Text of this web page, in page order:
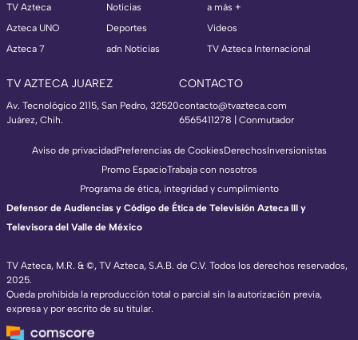
TV Azteca
Azteca UNO
Azteca 7
Noticias
Deportes
adn Noticias
a más +
Videos
TV Azteca Internacional
TV AZTECA JUAREZ
Av. Tecnológico 2115, San Pedro, 32520
Juárez, Chih.
CONTACTO
contacto@tvazteca.com
6565411278 | Conmutador
TV Azteca, M.R. & ©, TV Azteca, S.A.B. de C.V. Todos los derechos reservados,
2025.
Queda prohibida la reproducción total o parcial sin la autorización previa,
expresa y por escrito de su titular.
Aviso de privacidadPreferencias de CookiesDerechosInversionistas
Promo EspacioTrabaja con nosotros
Programa de ética, integridad y cumplimiento
Defensor de Audiencias y Código de Ética de Televisión Azteca III y
Televisora del Valle de México